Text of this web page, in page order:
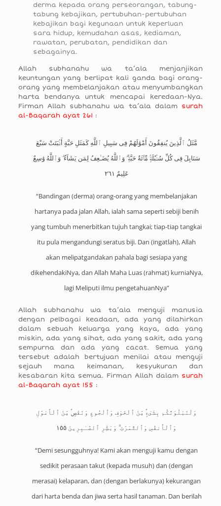
derma kepada orang perseorangan, tabung-
tabung kebajikan, pertubuhan-pertubuhan
kebajikan bagi kegunaan untuk keperluan
sara hidup, kemudahan asas, kediaman,
rawatan, perubatan, pendidikan dan
sebagainya.
Allah subhanahu wa ta’ala menjanjikan
keuntungan yang berlipat kali ganda bagi orang-
orang yang membelanjakan atau menyumbangkan
harta bendanya untuk mencapai keredaan-Nya.
Firman Allah subhanahu wa ta’ala dalam surah
al-Baqarah ayat 261 :
مَّثَلُ ٱلَّذِينَ يُنفِقُونَ أَمْوَٰلَهُمْ فِى سَبِيلِ ٱللَّهِ كَمَثَلِ حَبَّةٍ أَنۢبَتَتْ سَبْعَ
سَنَابِلَ فِى كُلِّ سُنۢبُلَةٍۢ مِّا۟ئَةُ حَبَّةٍۢ ۗ وَٱللَّهُ يُضَـٰعِفُ لِمَن يَشَآءُ ۗ وَٱللَّهُ وَٰسِعٌ
عَلِيمٌ ٢٦١
“Bandingan (derma) orang-orang yang membelanjakan
hartanya pada jalan Allah, ialah sama seperti sebiji benih
yang tumbuh menerbitkan tujuh tangkai; tiap-tiap tangkai
itu pula mengandungi seratus biji. Dan (ingatlah), Allah
akan melipatgandakan pahala bagi sesiapa yang
dikehendakiNya, dan Allah Maha Luas (rahmat) kurniaNya,
lagi Meliputi ilmu pengetahuanNya”
Allah subhanahu wa ta’ala menguji manusia
dengan pelbagai keadaan, ada yang dilahirkan
dalam sebuah keluarga yang kaya, ada yang
miskin, ada yang sihat, ada yang sakit, ada yang
sempurna dan ada yang cacat. Semua yang
tersebut adalah bertujuan menilai atau menguji
sejauh mana keimanan, kesyukuran dan
kesabaran kita semua. Firman Allah dalam surah
al-Baqarah ayat 155 :
وَلَنَبْلُوَنَّكُم بِشَىْءٍۢ مِّنَ ٱلْخَوْفِ وَٱلْجُوعِ وَنَقْصٍۢ مِّنَ ٱلْأَمْوَٰلِ
وَٱلْأَنفُسِ وَٱلثَّمَرَٰتِ ۗ وَبَشِّرِ ٱلصَّـٰبِرِينَ ١٥٥
“Demi sesungguhnya! Kami akan menguji kamu dengan
sedikit perasaan takut (kepada musuh) dan (dengan
merasai) kelaparan, dan (dengan berlakunya) kekurangan
dari harta benda dan jiwa serta hasil tanaman. Dan berilah